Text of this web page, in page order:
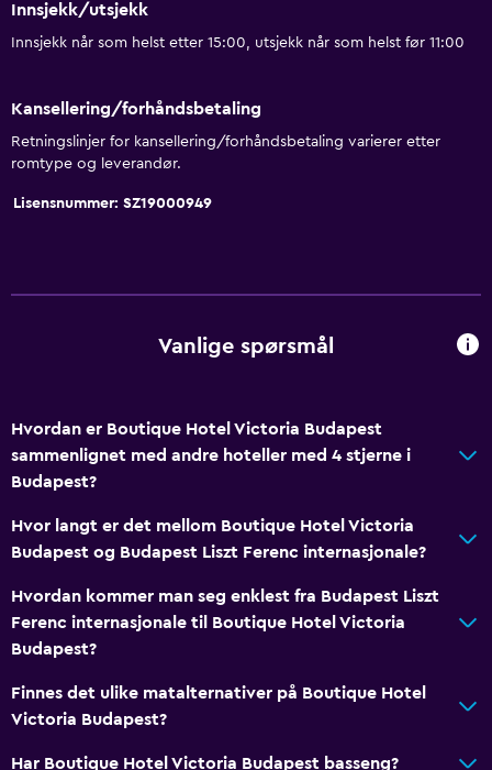
Bankboks
Tilgang med nøkkelkort
Ekspress utsjekking
Generelt
Slippers
Lydisolerte rom
Utsikt til landemerke
Teppegulv
Bagasjeoppbevaring
Mat
Innsjekk/utsjekk
Innsjekk når som helst etter 15:00, utsjekk når som helst før 11:00
Kansellering/forhåndsbetaling
Retningslinjer for kansellering/forhåndsbetaling varierer etter
romtype og leverandør.
Lisensnummer: SZ19000949
Vanlige spørsmål
Hvordan er Boutique Hotel Victoria Budapest
sammenlignet med andre hoteller med 4 stjerne i
Budapest?
Hvor langt er det mellom Boutique Hotel Victoria
Budapest og Budapest Liszt Ferenc internasjonale?
Hvordan kommer man seg enklest fra Budapest Liszt
Ferenc internasjonale til Boutique Hotel Victoria
Budapest?
Finnes det ulike matalternativer på Boutique Hotel
Victoria Budapest?
Har Boutique Hotel Victoria Budapest basseng?